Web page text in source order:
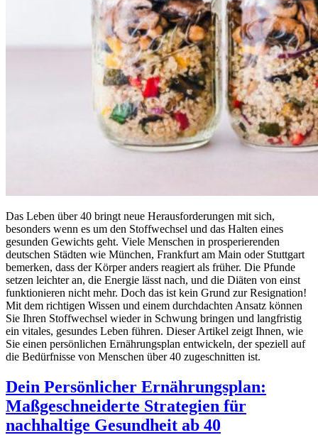
Das Leben über 40 bringt neue Herausforderungen mit sich,
besonders wenn es um den Stoffwechsel und das Halten eines
gesunden Gewichts geht. Viele Menschen in prosperierenden
deutschen Städten wie München, Frankfurt am Main oder Stuttgart
bemerken, dass der Körper anders reagiert als früher. Die Pfunde
setzen leichter an, die Energie lässt nach, und die Diäten von einst
funktionieren nicht mehr. Doch das ist kein Grund zur Resignation!
Mit dem richtigen Wissen und einem durchdachten Ansatz können
Sie Ihren Stoffwechsel wieder in Schwung bringen und langfristig
ein vitales, gesundes Leben führen. Dieser Artikel zeigt Ihnen, wie
Sie einen persönlichen Ernährungsplan entwickeln, der speziell auf
die Bedürfnisse von Menschen über 40 zugeschnitten ist.
Dein Persönlicher Ernährungsplan:
Maßgeschneiderte Strategien für
nachhaltige Gesundheit ab 40